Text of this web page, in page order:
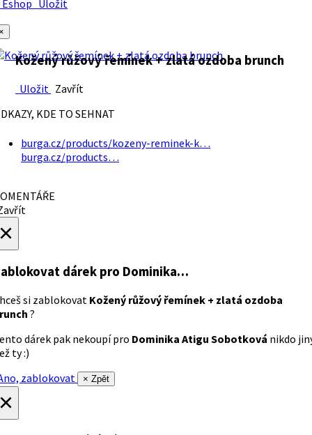
Uložit
Kožený růžový řemínek + zlatá ozdoba brunch
Uložit Zavřít
KDE TO SEHNAT
burga.cz/products/kozeny-reminek-k…
burga.cz/products…
dárek pro Dominika…
si zablokovat Kožený růžový řemínek + zlatá ozdoba
?
dárek pak nekoupí pro Dominika Atigu Sobotková nikdo
ty :)
zablokovat
× Zpět